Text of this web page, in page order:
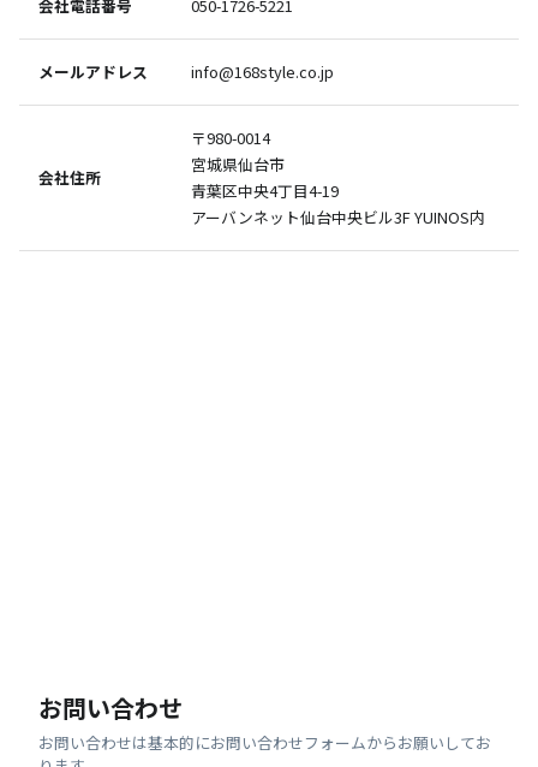
会社電話番号 050-1726-5221
メールアドレス info@168style.co.jp
会社住所
〒980-0014
宮城県仙台市
青葉区中央4丁目4-19
アーバンネット仙台中央ビル3F YUINOS内
お問い合わせ
お問い合わせは基本的にお問い合わせフォームからお願いしてお